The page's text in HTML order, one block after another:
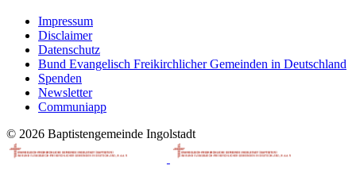
Impressum
Disclaimer
Datenschutz
Bund Evangelisch Freikirchlicher Gemeinden in Deutschland
Spenden
Newsletter
Communiapp
© 2026 Baptistengemeinde Ingolstadt